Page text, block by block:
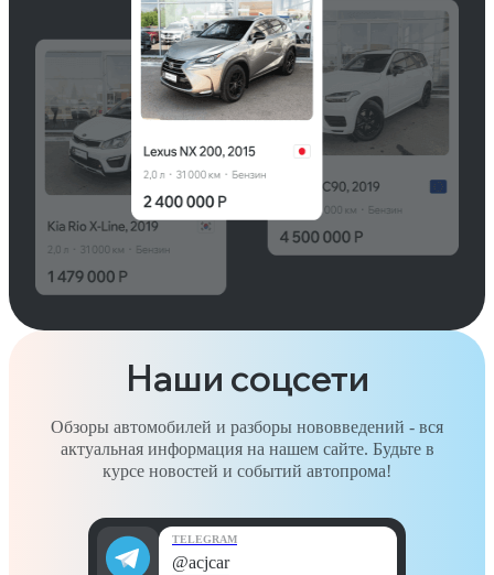
Наши соцсети
Обзоры автомобилей и разборы нововведений - вся
актуальная информация на нашем сайте. Будьте в
курсе новостей и событий автопрома!
TELEGRAM
@acjcar